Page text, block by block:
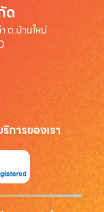
ด
ต.บ้านใหม่
ริการของเรา